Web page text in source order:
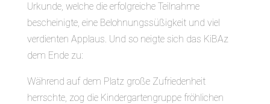
Urkunde, welche die erfolgreiche Teilnahme
bescheinigte, eine Belohnungssüßigkeit und viel
verdienten Applaus. Und so neigte sich das KiBAz
dem Ende zu:
Während auf dem Platz große Zufriedenheit
herrschte, zog die Kindergartengruppe fröhlichen